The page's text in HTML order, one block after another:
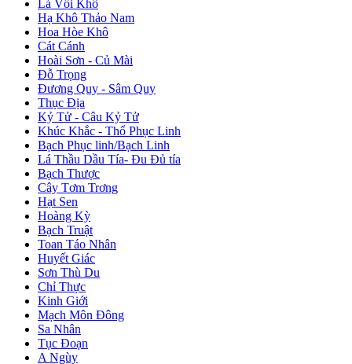
Lá Vối Khô
Hạ Khô Thảo Nam
Hoa Hòe Khô
Cát Cánh
Hoài Sơn - Củ Mài
Đỗ Trọng
Đương Quy - Sâm Quy
Thục Địa
Kỷ Tử - Câu Kỷ Tử
Khúc Khắc - Thổ Phục Linh
Bạch Phục linh/Bạch Linh
Lá Thầu Dầu Tía- Đu Đủ tía
Bạch Thược
Cây Tơm Trơng
Hạt Sen
Hoàng Kỳ
Bạch Truật
Toan Táo Nhân
Huyết Giác
Sơn Thù Du
Chỉ Thực
Kinh Giới
Mạch Môn Đông
Sa Nhân
Tục Đoạn
A Ngùy